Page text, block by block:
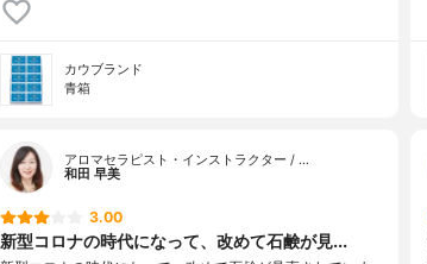
カウブランド
青箱
アロマセラピスト・インストラクター / …
和田 早美
3.00
新型コロナの時代になって、改めて石鹸が見...